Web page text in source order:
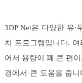
3DP Net은 다양한 유
치 프로그램입니다.
어서 용량이 꽤 큰 편
경에서 큰 도움을 줍